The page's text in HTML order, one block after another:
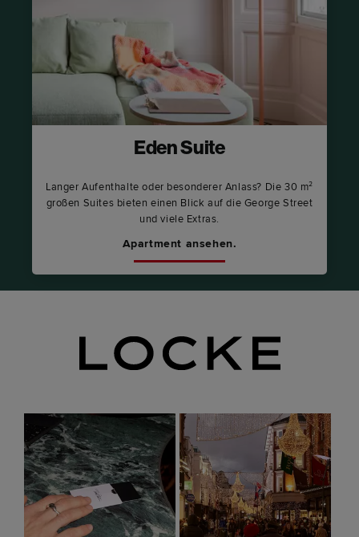
Eden Suite
Langer Aufenthalte oder besonderer Anlass? Die 30 m²
großen Suites bieten einen Blick auf die George Street
und viele Extras.
Apartment ansehen.